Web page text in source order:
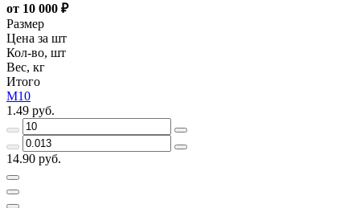
от 10 000 ₽
Размер
Цена за шт
Кол-во, шт
Вес, кг
Итого
М10
1.49 руб.
14.90 руб.